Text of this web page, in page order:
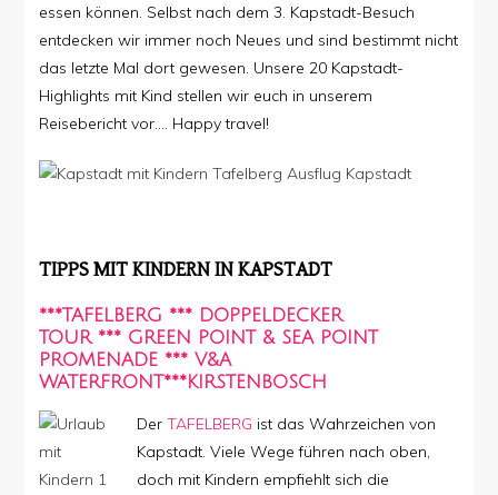
essen können. Selbst nach dem 3. Kapstadt-Besuch
entdecken wir immer noch Neues und sind bestimmt nicht
das letzte Mal dort gewesen. Unsere 20 Kapstadt-
Highlights mit Kind stellen wir euch in unserem
Reisebericht vor…. Happy travel!
TIPPS MIT KINDERN IN KAPSTADT
***TAFELBERG *** DOPPELDECKER
TOUR *** GREEN POINT & SEA POINT
PROMENADE *** V&A
WATERFRONT***KIRSTENBOSCH
Der TAFELBERG ist das Wahrzeichen von
Kapstadt. Viele Wege führen nach oben,
doch mit Kindern empfiehlt sich die